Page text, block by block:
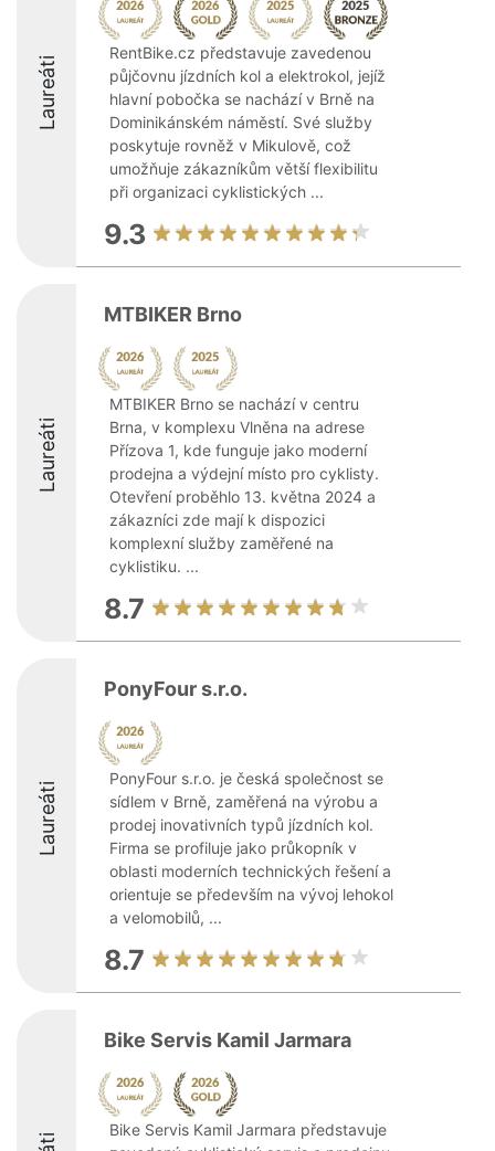
Laureáti
RentBike.cz představuje zavedenou
půjčovnu jízdních kol a elektrokol, jejíž
hlavní pobočka se nachází v Brně na
Dominikánském náměstí. Své služby
poskytuje rovněž v Mikulově, což
umožňuje zákazníkům větší flexibilitu
při organizaci cyklistických ...
9.3
Laureáti
MTBIKER Brno
MTBIKER Brno se nachází v centru
Brna, v komplexu Vlněna na adrese
Přízova 1, kde funguje jako moderní
prodejna a výdejní místo pro cyklisty.
Otevření proběhlo 13. května 2024 a
zákazníci zde mají k dispozici
komplexní služby zaměřené na
cyklistiku. ...
8.7
Laureáti
PonyFour s.r.o.
PonyFour s.r.o. je česká společnost se
sídlem v Brně, zaměřená na výrobu a
prodej inovativních typů jízdních kol.
Firma se profiluje jako průkopník v
oblasti moderních technických řešení a
orientuje se především na vývoj lehokol
a velomobilů, ...
8.7
Bike Servis Kamil Jarmara
Bike Servis Kamil Jarmara představuje